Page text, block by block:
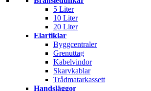
5 Liter
10 Liter
20 Liter
Elartiklar
Byggcentraler
Grenuttag
Kabelvindor
Skarvkablar
Trådmatarkassett
Handsläggor